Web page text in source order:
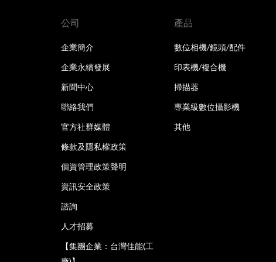
公司
企業簡介
企業永續發展
新聞中心
聯絡我們
官方社群媒體
條款及隱私權政策
個資管理政策聲明
資訊安全政策
諮詢
人才招募
【集團企業：台灣佳能(工
產品
數位相機/鏡頭/配件
印表機/複合機
掃描器
專業級數位攝影機
其他